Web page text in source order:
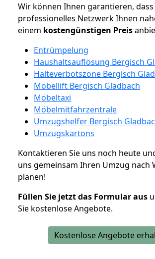
Wir können Ihnen garantieren,
professionelles Netzwerk Ihnen
einem kostengünstigen Preis
Entrümpelung
Haushaltsauflösung Bergisch
Halteverbotszone Bergisch
Möbellift Bergisch Gladbach
Möbeltaxi
Möbelmitfahrzentrale
Umzugshelfer Bergisch
Umzugskartons
Kontaktieren Sie uns noch heute
uns gemeinsam Ihren Umzug nach
planen!
Füllen Sie jetzt das Formular aus
Sie kostenlose Angebote.
Kostenlose Angebote